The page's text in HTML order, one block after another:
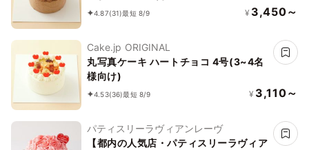
4.87(31)最短 8/9 ¥ 3,450～
Cake.jp ORIGINAL
丸写真ケーキ ハートチョコ 4号(3~4名
様向け)
4.53(36)最短 8/9 ¥ 3,110～
パティスリーラヴィアンレーヴ
【都内の人気店・パティスリーラヴィア